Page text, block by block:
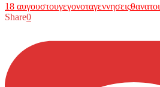
18 αυγουστουγεγονοταγεννησειςθανατοι
Share0